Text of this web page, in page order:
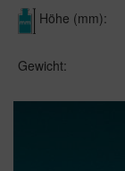
Höhe (mm):
Gewicht: